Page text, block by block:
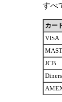
すべ
カー
VISA
JCB
Diners